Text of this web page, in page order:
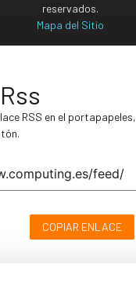
reservados.
Mapa del Sitio
RSS en el portapapeles,
COPIAR ENLACE